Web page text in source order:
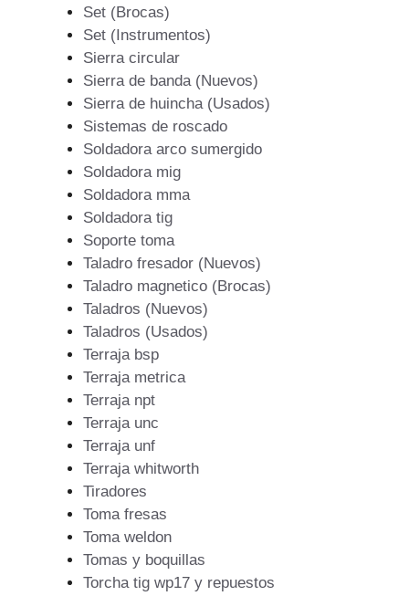
Set (Brocas)
Set (Instrumentos)
Sierra circular
Sierra de banda (Nuevos)
Sierra de huincha (Usados)
Sistemas de roscado
Soldadora arco sumergido
Soldadora mig
Soldadora mma
Soldadora tig
Soporte toma
Taladro fresador (Nuevos)
Taladro magnetico (Brocas)
Taladros (Nuevos)
Taladros (Usados)
Terraja bsp
Terraja metrica
Terraja npt
Terraja unc
Terraja unf
Terraja whitworth
Tiradores
Toma fresas
Toma weldon
Tomas y boquillas
Torcha tig wp17 y repuestos